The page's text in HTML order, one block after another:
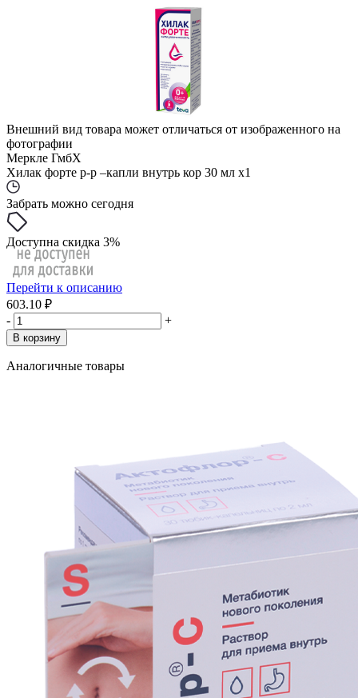
Внешний вид товара может отличаться от изображенного на
фотографии
Меркле ГмбХ
Хилак форте р-р –капли внутрь кор 30 мл x1
Забрать можно сегодня
Доступна скидка 3%
Перейти к описанию
603.10 ₽
-
+
В корзину
Аналогичные товары